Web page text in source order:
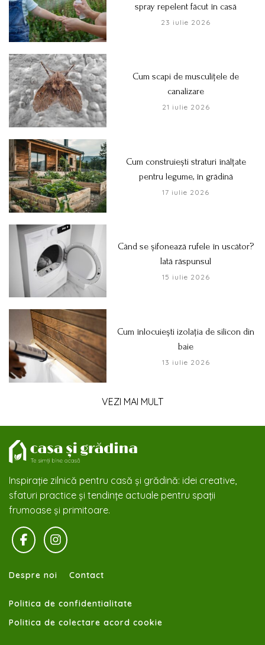
spray repelent făcut în casă
23 iulie 2026
Cum scapi de musculițele de
canalizare
21 iulie 2026
Cum construiești straturi înălțate
pentru legume, în grădină
17 iulie 2026
Când se șifonează rufele în uscător?
Iată răspunsul
15 iulie 2026
Cum înlocuiești izolația de silicon din
baie
13 iulie 2026
VEZI MAI MULT
Inspirație zilnică pentru casă și grădină: idei creative,
sfaturi practice și tendințe actuale pentru spații
frumoase și primitoare.
Despre noi Contact
Politica de confidentialitate
Politica de colectare acord cookie